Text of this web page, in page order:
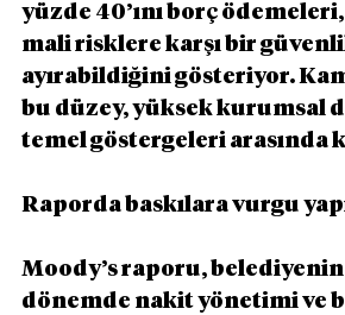
yüzde 40’ını borç
mali risklere karşı bir
ayırabildiğini gösteriyor.
bu düzey, yüksek kurumsal
temel göstergeleri arasında
Raporda baskılara vurgu
Moody’s raporu, belediyenin
dönemde nakit yönetimi ve